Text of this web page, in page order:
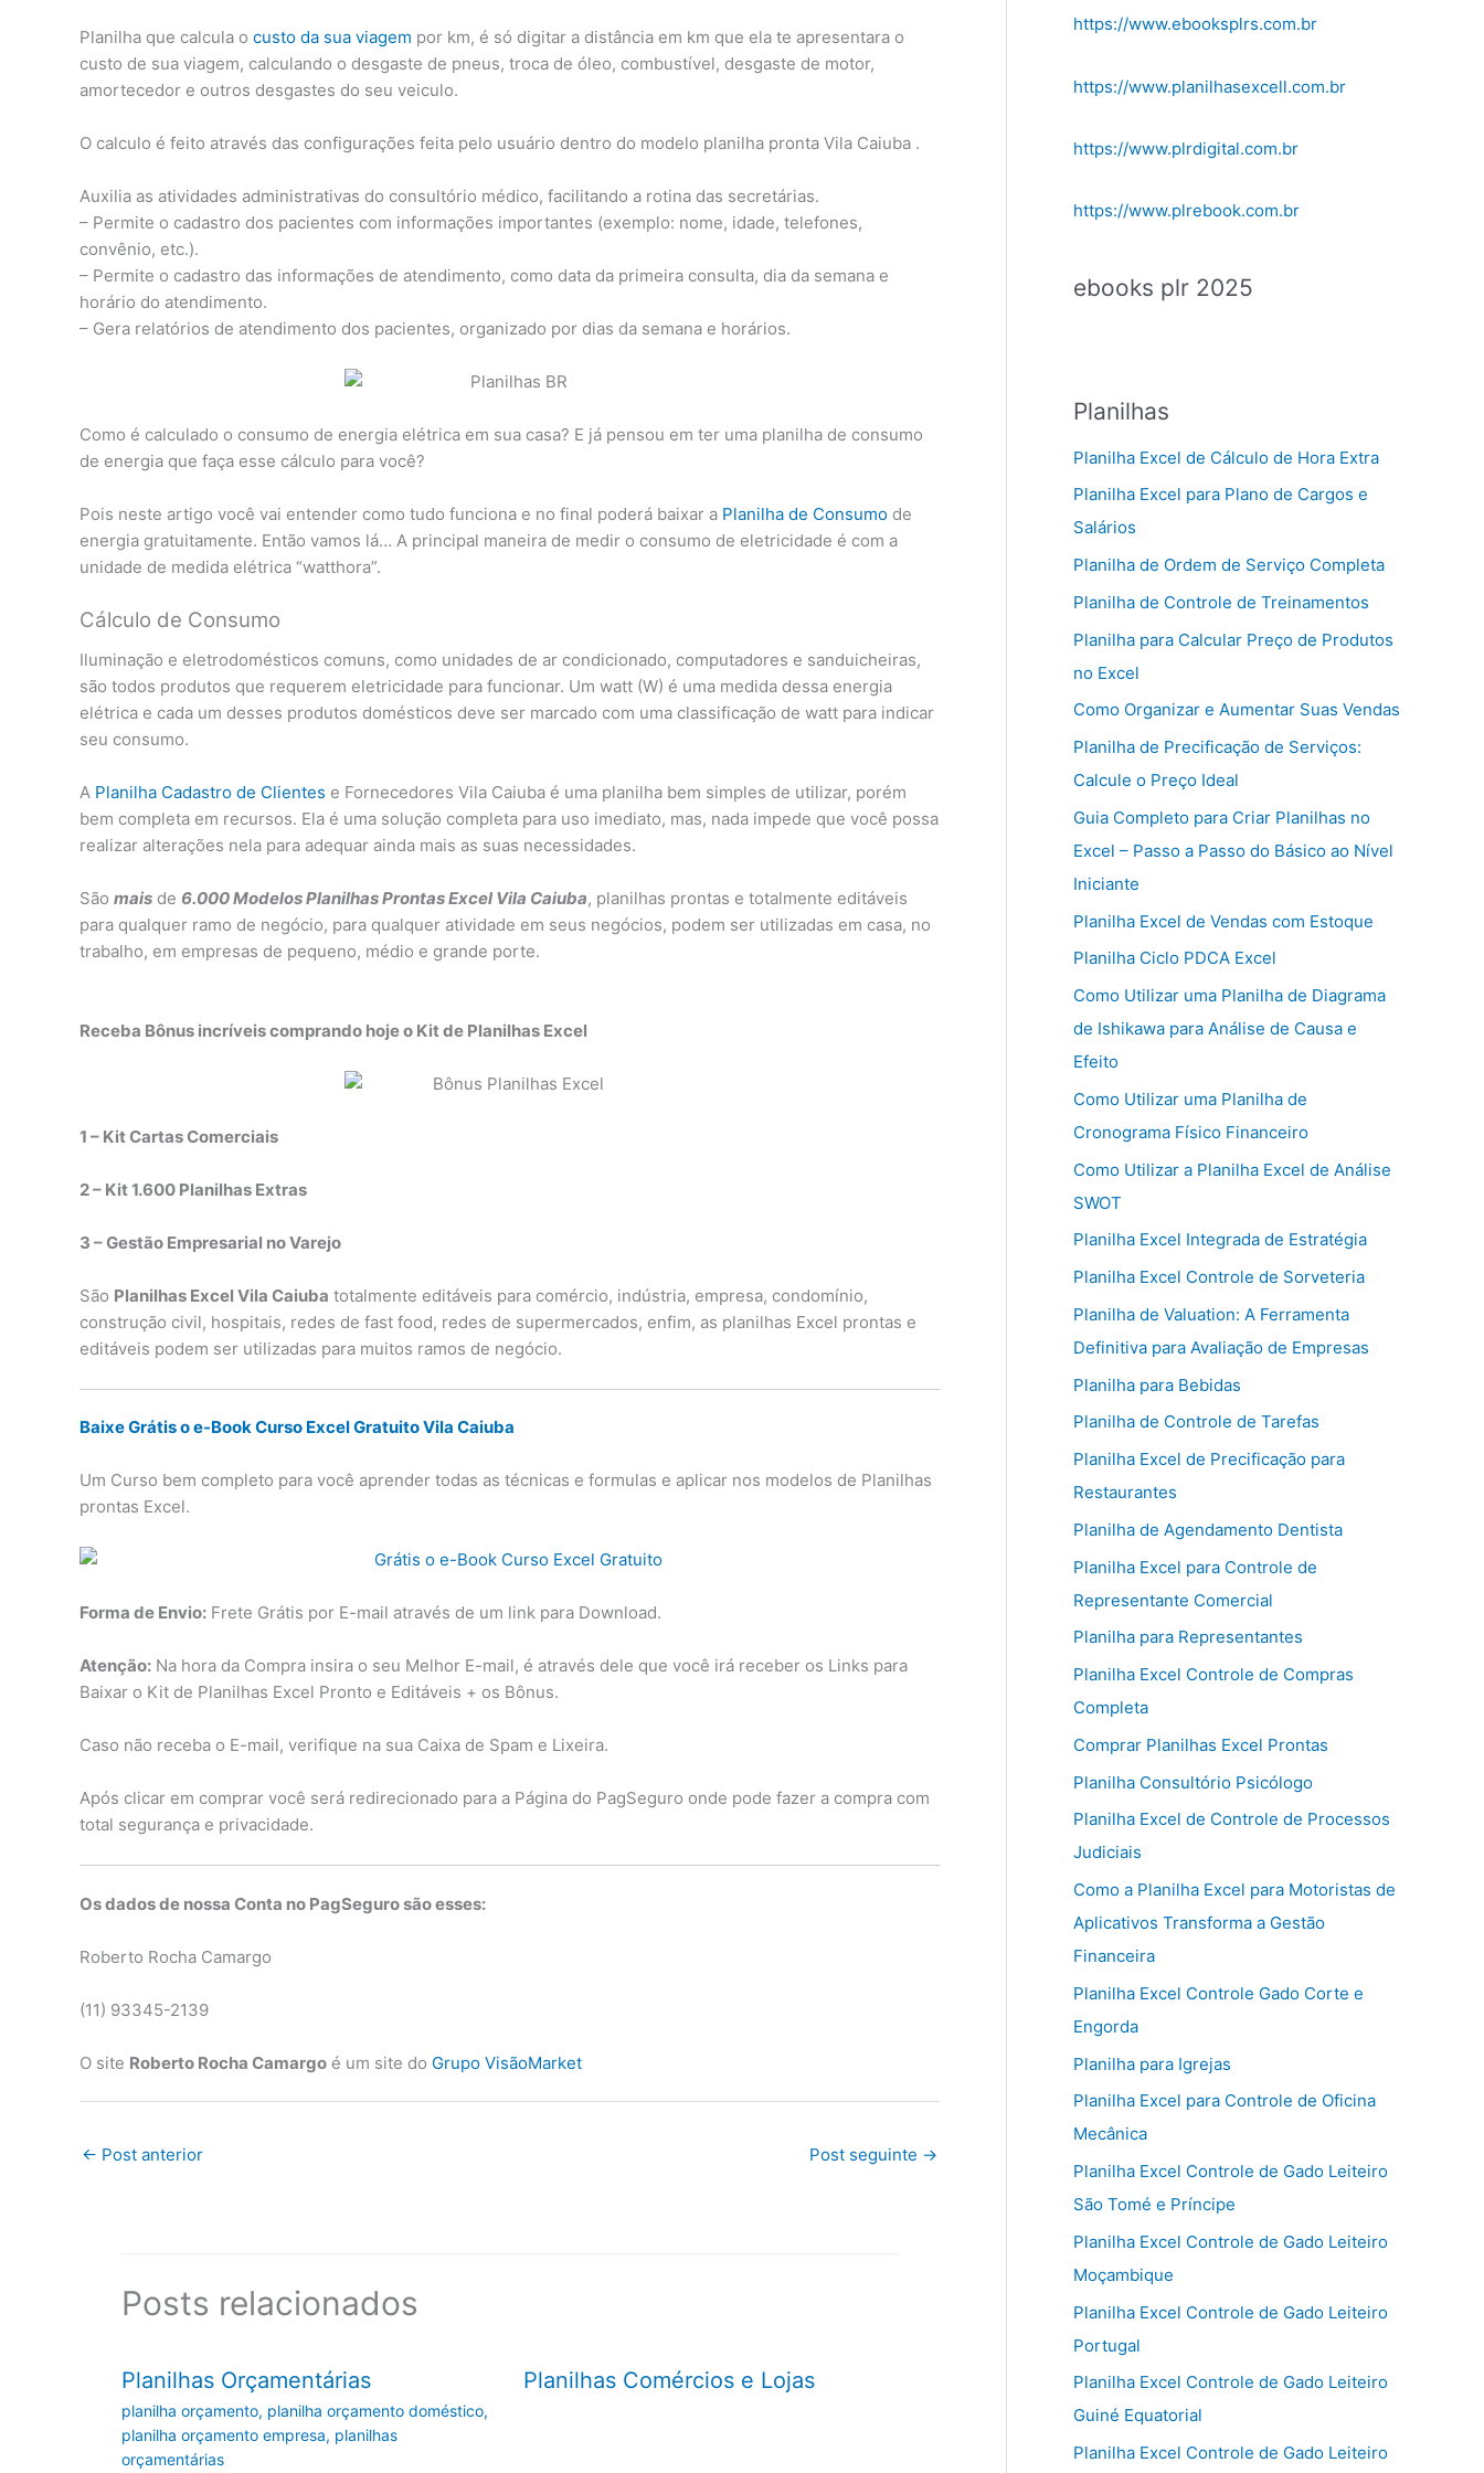
Planilha que calcula o custo da sua viagem por km, é só digitar a distância em km que ela te apresentara o
custo de sua viagem, calculando o desgaste de pneus, troca de óleo, combustível, desgaste de motor,
amortecedor e outros desgastes do seu veiculo.
O calculo é feito através das configurações feita pelo usuário dentro do modelo planilha pronta Vila Caiuba .
Auxilia as atividades administrativas do consultório médico, facilitando a rotina das secretárias.
– Permite o cadastro dos pacientes com informações importantes (exemplo: nome, idade, telefones,
convênio, etc.).
– Permite o cadastro das informações de atendimento, como data da primeira consulta, dia da semana e
horário do atendimento.
– Gera relatórios de atendimento dos pacientes, organizado por dias da semana e horários.
Como é calculado o consumo de energia elétrica em sua casa? E já pensou em ter uma planilha de consumo
de energia que faça esse cálculo para você?
Pois neste artigo você vai entender como tudo funciona e no final poderá baixar a Planilha de Consumo de
energia gratuitamente. Então vamos lá… A principal maneira de medir o consumo de eletricidade é com a
unidade de medida elétrica “watthora”.
Cálculo de Consumo
Iluminação e eletrodomésticos comuns, como unidades de ar condicionado, computadores e sanduicheiras,
são todos produtos que requerem eletricidade para funcionar. Um watt (W) é uma medida dessa energia
elétrica e cada um desses produtos domésticos deve ser marcado com uma classificação de watt para indicar
seu consumo.
A Planilha Cadastro de Clientes e Fornecedores Vila Caiuba é uma planilha bem simples de utilizar, porém
bem completa em recursos. Ela é uma solução completa para uso imediato, mas, nada impede que você possa
realizar alterações nela para adequar ainda mais as suas necessidades.
São mais de 6.000 Modelos Planilhas Prontas Excel Vila Caiuba, planilhas prontas e totalmente editáveis
para qualquer ramo de negócio, para qualquer atividade em seus negócios, podem ser utilizadas em casa, no
trabalho, em empresas de pequeno, médio e grande porte.
Receba Bônus incríveis comprando hoje o Kit de Planilhas Excel
1 – Kit Cartas Comerciais
2 – Kit 1.600 Planilhas Extras
3 – Gestão Empresarial no Varejo
São Planilhas Excel Vila Caiuba totalmente editáveis para comércio, indústria, empresa, condomínio,
construção civil, hospitais, redes de fast food, redes de supermercados, enfim, as planilhas Excel prontas e
editáveis podem ser utilizadas para muitos ramos de negócio.
Baixe Grátis o e-Book Curso Excel Gratuito Vila Caiuba
Um Curso bem completo para você aprender todas as técnicas e formulas e aplicar nos modelos de Planilhas
prontas Excel.
Forma de Envio: Frete Grátis por E-mail através de um link para Download.
Atenção: Na hora da Compra insira o seu Melhor E-mail, é através dele que você irá receber os Links para
Baixar o Kit de Planilhas Excel Pronto e Editáveis + os Bônus.
Caso não receba o E-mail, verifique na sua Caixa de Spam e Lixeira.
Após clicar em comprar você será redirecionado para a Página do PagSeguro onde pode fazer a compra com
total segurança e privacidade.
Os dados de nossa Conta no PagSeguro são esses:
Roberto Rocha Camargo
(11) 93345-2139
O site Roberto Rocha Camargo é um site do Grupo VisãoMarket
← Post anterior Post seguinte →
Posts relacionados
Planilhas Orçamentárias
planilha orçamento, planilha orçamento doméstico,
planilha orçamento empresa, planilhas
orçamentárias
Planilhas Comércios e Lojas
https://www.ebooksplrs.com.br
https://www.planilhasexcell.com.br
https://www.plrdigital.com.br
https://www.plrebook.com.br
ebooks plr 2025
Planilhas
Planilha Excel de Cálculo de Hora Extra
Planilha Excel para Plano de Cargos e
Salários
Planilha de Ordem de Serviço Completa
Planilha de Controle de Treinamentos
Planilha para Calcular Preço de Produtos
no Excel
Como Organizar e Aumentar Suas Vendas
Planilha de Precificação de Serviços:
Calcule o Preço Ideal
Guia Completo para Criar Planilhas no
Excel – Passo a Passo do Básico ao Nível
Iniciante
Planilha Excel de Vendas com Estoque
Planilha Ciclo PDCA Excel
Como Utilizar uma Planilha de Diagrama
de Ishikawa para Análise de Causa e
Efeito
Como Utilizar uma Planilha de
Cronograma Físico Financeiro
Como Utilizar a Planilha Excel de Análise
SWOT
Planilha Excel Integrada de Estratégia
Planilha Excel Controle de Sorveteria
Planilha de Valuation: A Ferramenta
Definitiva para Avaliação de Empresas
Planilha para Bebidas
Planilha de Controle de Tarefas
Planilha Excel de Precificação para
Restaurantes
Planilha de Agendamento Dentista
Planilha Excel para Controle de
Representante Comercial
Planilha para Representantes
Planilha Excel Controle de Compras
Completa
Comprar Planilhas Excel Prontas
Planilha Consultório Psicólogo
Planilha Excel de Controle de Processos
Judiciais
Como a Planilha Excel para Motoristas de
Aplicativos Transforma a Gestão
Financeira
Planilha Excel Controle Gado Corte e
Engorda
Planilha para Igrejas
Planilha Excel para Controle de Oficina
Mecânica
Planilha Excel Controle de Gado Leiteiro
São Tomé e Príncipe
Planilha Excel Controle de Gado Leiteiro
Moçambique
Planilha Excel Controle de Gado Leiteiro
Portugal
Planilha Excel Controle de Gado Leiteiro
Guiné Equatorial
Planilha Excel Controle de Gado Leiteiro